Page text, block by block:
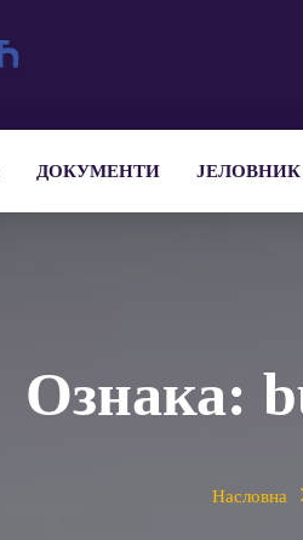
ДОКУМЕНТИ ЈЕЛОВНИК
Ознака:
Насловна